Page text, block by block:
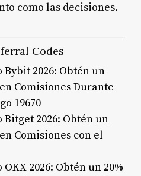
como las decisiones.
Codes
Bybit 2026: Obtén un
Comisiones Durante
19670
Bitget 2026: Obtén un
Comisiones con el
2026: Obtén un 20%